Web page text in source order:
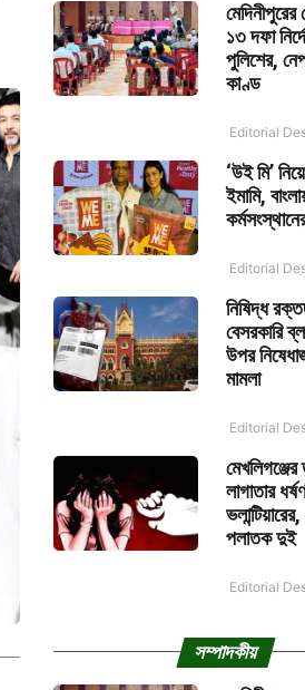
১৩ দফা
পুলিশের,
কাণ্ড
Editorial
‘উই মি’
ইমামি,
Editorial
নিষিদ্ধ
বেসরকারি
উপর
মামলা
Editorial
লাগাতার
পলাতক দুই
Editorial
সম্পাদকীয়